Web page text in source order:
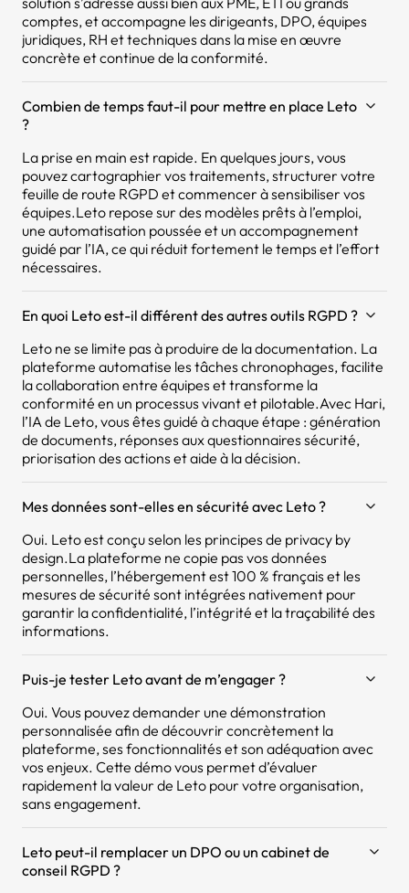
comptes, et accompagne les dirigeants, DPO, équipes
juridiques, RH et techniques dans la mise en œuvre
concrète et continue de la conformité.
Combien de temps faut-il pour mettre en place Leto
?
La prise en main est rapide. En quelques jours, vous
pouvez cartographier vos traitements, structurer votre
feuille de route RGPD et commencer à sensibiliser vos
équipes.Leto repose sur des modèles prêts à l’emploi,
une automatisation poussée et un accompagnement
guidé par l’IA, ce qui réduit fortement le temps et l’effort
nécessaires.
En quoi Leto est-il différent des autres outils RGPD ?
Leto ne se limite pas à produire de la documentation. La
plateforme automatise les tâches chronophages, facilite
la collaboration entre équipes et transforme la
conformité en un processus vivant et pilotable.Avec Hari,
l’IA de Leto, vous êtes guidé à chaque étape : génération
de documents, réponses aux questionnaires sécurité,
priorisation des actions et aide à la décision.
Mes données sont-elles en sécurité avec Leto ?
Oui. Leto est conçu selon les principes de privacy by
design.La plateforme ne copie pas vos données
personnelles, l’hébergement est 100 % français et les
mesures de sécurité sont intégrées nativement pour
garantir la confidentialité, l’intégrité et la traçabilité des
informations.
Puis-je tester Leto avant de m’engager ?
Oui. Vous pouvez demander une démonstration
personnalisée afin de découvrir concrètement la
plateforme, ses fonctionnalités et son adéquation avec
vos enjeux. Cette démo vous permet d’évaluer
rapidement la valeur de Leto pour votre organisation,
sans engagement.
Leto peut-il remplacer un DPO ou un cabinet de
conseil RGPD ?